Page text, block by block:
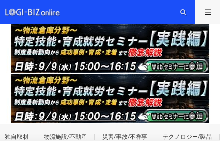
独自取材 物流施設/不動産 災害/事故/不祥事 テクノロジー/製品